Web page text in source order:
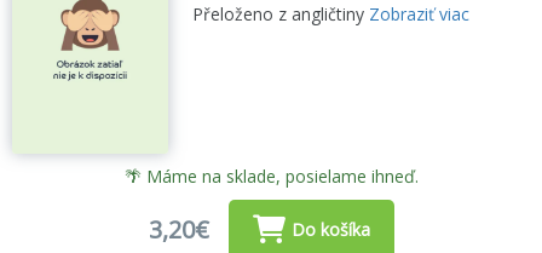
Přeloženo z angličtiny Zobraziť viac
🌴 Máme na sklade, posielame ihneď.
3,20€ Do košíka